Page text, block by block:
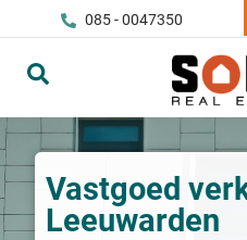
085 - 0047350
Vastgoed
Leeuwarden